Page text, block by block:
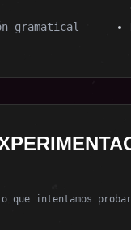
gramatical
que intentamos